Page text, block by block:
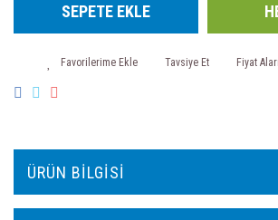
SEPETE EKLE
Tavsiye Et Fiyat
ÜRÜN BILGISI